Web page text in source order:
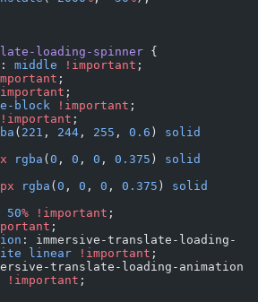
loading-spinner
{
: middle !important ;
;
;
block !important ;
!important ;
( 221 , 244 , 255 , 0.6 ) solid
rgba ( 0 , 0 , 0 , 0.375 ) solid
px rgba ( 0 , 0 , 0 , 0.375 ) solid
50% !important ;
;
: immersive-translate-loading-
linear !important ;
!important ;